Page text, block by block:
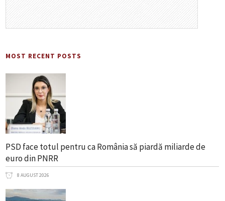
MOST RECENT POSTS
PSD face totul pentru ca România să piardă miliarde de
euro din PNRR
8 AUGUST 2026